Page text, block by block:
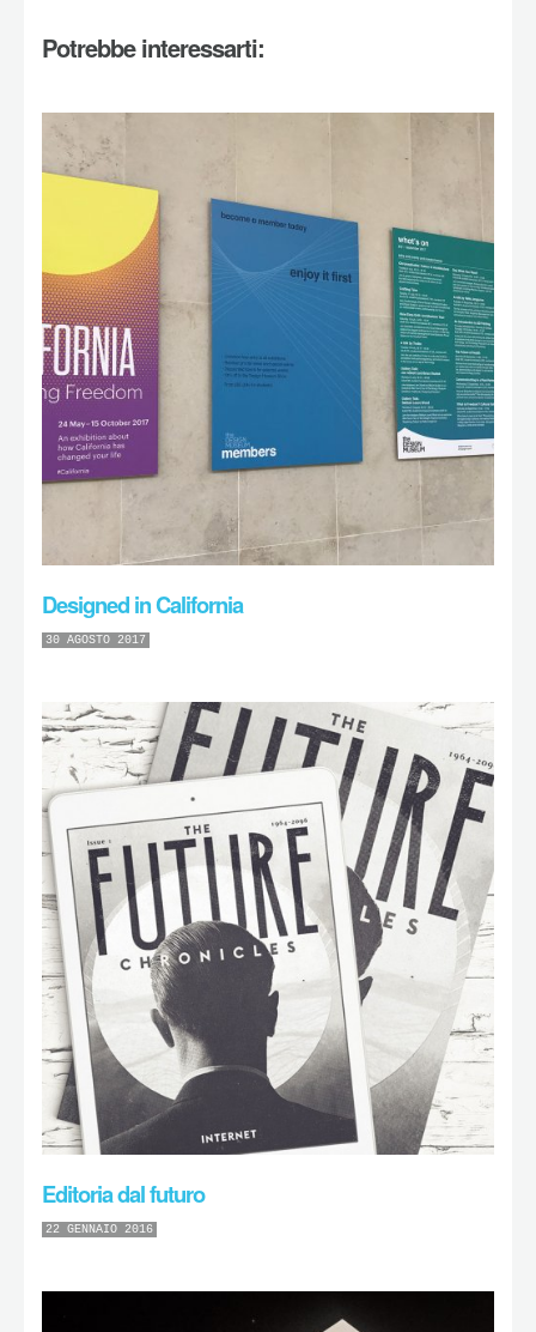
Potrebbe interessarti:
Designed in California
30 AGOSTO 2017
Editoria dal futuro
22 GENNAIO 2016